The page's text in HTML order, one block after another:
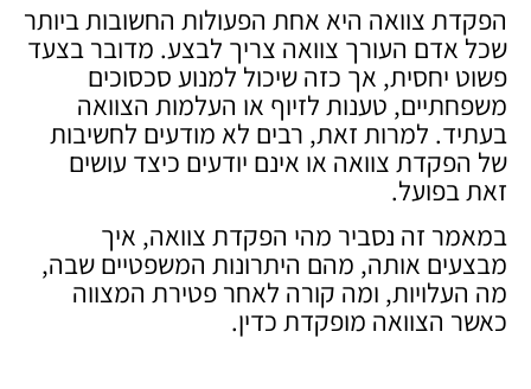
הפקדת צוואה היא אחת הפעולות החשובות ביותר
שכל אדם העורך צוואה צריך לבצע. מדובר בצעד
פשוט יחסית, אך כזה שיכול למנוע סכסוכים
משפחתיים, טענות לזיוף או העלמות הצוואה
בעתיד. למרות זאת, רבים לא מודעים לחשיבות
של הפקדת צוואה או אינם יודעים כיצד עושים
זאת בפועל.
במאמר זה נסביר מהי הפקדת צוואה, איך
מבצעים אותה, מהם היתרונות המשפטיים שבה,
מה העלויות, ומה קורה לאחר פטירת המצווה
כאשר הצוואה מופקדת כדין.